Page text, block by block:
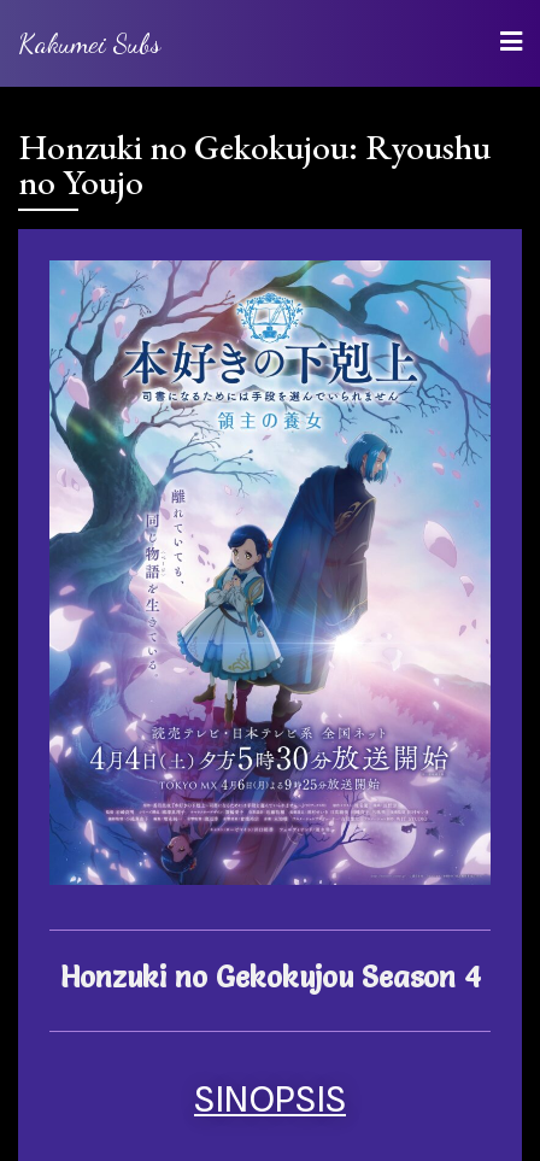
Kakumei Subs
Honzuki no Gekokujou: Ryoushu
no Youjo
Honzuki no Gekokujou Season 4
SINOPSIS